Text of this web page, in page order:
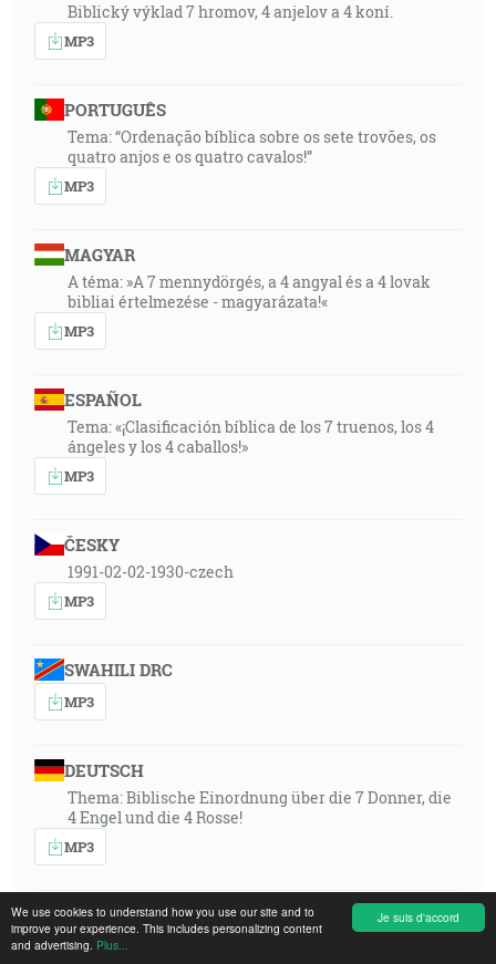
Je suis d'accord
We use cookies to understand how you use our site and to
improve your experience. This includes personalizing content
and advertising. Plus...
Biblický výklad 7 hromov, 4 anjelov a 4 koní.
MP3
PORTUGUÊS
Tema: “Ordenação bíblica sobre os sete trovões, os
quatro anjos e os quatro cavalos!”
MP3
MAGYAR
A téma: »A 7 mennydörgés, a 4 angyal és a 4 lovak
bibliai értelmezése - magyarázata!«
MP3
ESPAÑOL
Tema: «¡Clasificación bíblica de los 7 truenos, los 4
ángeles y los 4 caballos!»
MP3
ČESKY
1991-02-02-1930-czech
MP3
SWAHILI DRC
MP3
DEUTSCH
Thema: Biblische Einordnung über die 7 Donner, die
4 Engel und die 4 Rosse!
MP3
ENGLISH
Topic: A biblical placing of the seven thunders, the